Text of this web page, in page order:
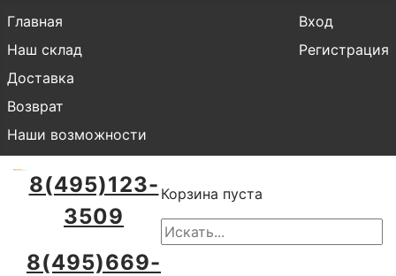
Главная
Наш склад
Доставка
Возврат
Наши возможности
Вход
Регистрация
8(495)123-
3509
8(495)669-
Корзина пуста